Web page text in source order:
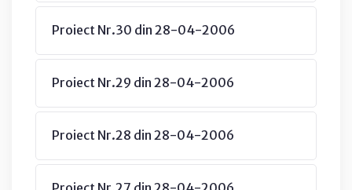
Proiect Nr.30 din 28-04-2006
Proiect Nr.29 din 28-04-2006
Proiect Nr.28 din 28-04-2006